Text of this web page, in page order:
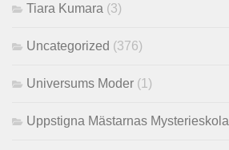
Tiara Kumara (3)
Uncategorized (376)
Universums Moder (1)
Uppstigna Mästarnas Mysterieskola